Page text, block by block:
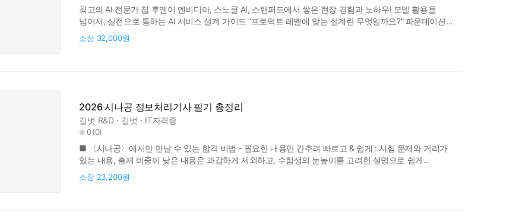
최고의 AI 전문가 칩 후옌이 엔비디아, 스노클 AI, 스탠퍼드에서 쌓은 현장 경험과 노하우! 모델 활용을
넘어서, 실전으로 통하는 AI 서비스 설계 가이드 “프로덕트 레벨에 맞는 설계란 무엇일까요?” 파운데이션
모델을 활용해 누구나 손쉽게 AI 애플리케이션을 만들 수 있는 시대가 되었습니다. 하지만 실제 프로덕트
레벨의 시스템을 구축하려면 단순한 API 호출이나 프롬프트 작성만으로는 충분하지 않습니다. 아이디어를
소장 32,000원
2026 시나공 정보처리기사 필기 총정리
길벗 R&D 길벗 IT자격증
0(0)
■ 〈시나공〉에서만 만날 수 있는 합격 비법 - 필요한 내용만 간추려 빠르고 & 쉽게 : 시험 문제와 거리가
있는 내용, 출제 비중이 낮은 내용은 과감하게 제외하고, 수험생의 눈높이를 고려한 설명으로 쉽게
공부하면서도 빠른 합격이 가능하게 만들었습니다. - 필수 문제 구성 : 총 21장, 486개 핵심으로 구성된
도서는 각 장이 끝날 때마다 기출문제은행을 배치해 필수 학습 이론을 완벽하게 이해하고 흡수할 수 있도록
소장 23,200원